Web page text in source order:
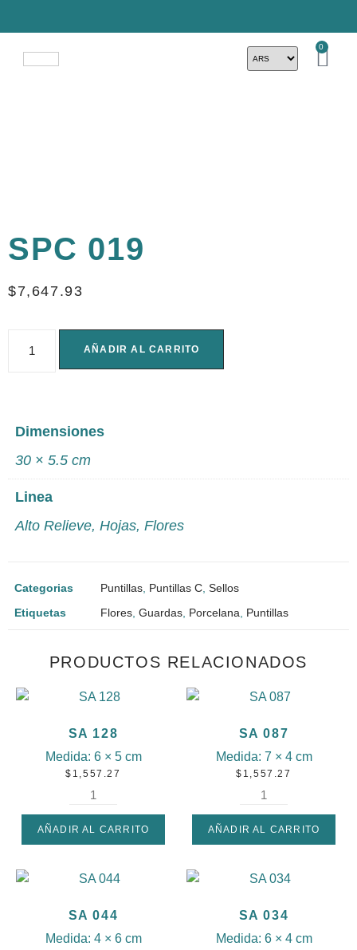
0
SPC 019
$7,647.93
AÑADIR AL CARRITO
Dimensiones
30 × 5.5 cm
Linea
Alto Relieve, Hojas, Flores
Categorias Puntillas, Puntillas C, Sellos
Etiquetas
Flores, Guardas, Porcelana, Puntillas
PRODUCTOS RELACIONADOS
SA 128
Medida: 6 × 5 cm
$ 1,557.27
AÑADIR AL CARRITO
SA 087
Medida: 7 × 4 cm
$ 1,557.27
AÑADIR AL CARRITO
SA 044
Medida: 4 × 6 cm
SA 034
Medida: 6 × 4 cm